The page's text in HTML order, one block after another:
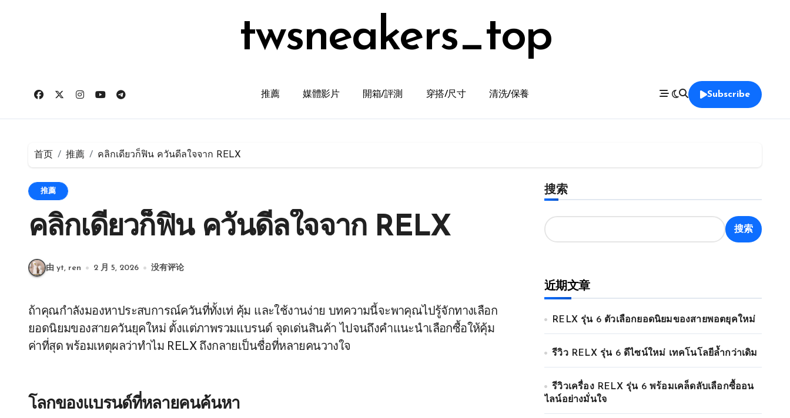
twsneakers_top
推薦 媒體影片 開箱/評測 穿搭/尺寸 清洗/保養 Subscribe
首页 推薦 คลิกเดียวก็ฟิน ควันดีลใจจาก RELX
推薦
คลิกเดียวก็ฟิน ควันดีลใจจาก RELX
由 yt, ren 2 月 5, 2026 没有评论
ถ้าคุณกำลังมองหาประสบการณ์ควันที่ทั้งเท่ คุ้ม และใช้งานง่าย บทความนี้จะพาคุณไปรู้จักทางเลือก
ยอดนิยมของสายควันยุคใหม่ ตั้งแต่ภาพรวมแบรนด์ จุดเด่นสินค้า ไปจนถึงคำแนะนำเลือกซื้อให้คุ้ม
ค่าที่สุด พร้อมเหตุผลว่าทำไม RELX ถึงกลายเป็นชื่อที่หลายคนวางใจ
โลกของแบรนด์ที่หลายคนค้นหา
搜索
搜索
近期文章
RELX รุ่น 6 ตัวเลือกยอดนิยมของสายพอตยุคใหม่
รีวิว RELX รุ่น 6 ดีไซน์ใหม่ เทคโนโลยีล้ำกว่าเดิม
รีวิวเครื่อง RELX รุ่น 6 พร้อมเคล็ดลับเลือกซื้ออน
ไลน์อย่างมั่นใจ